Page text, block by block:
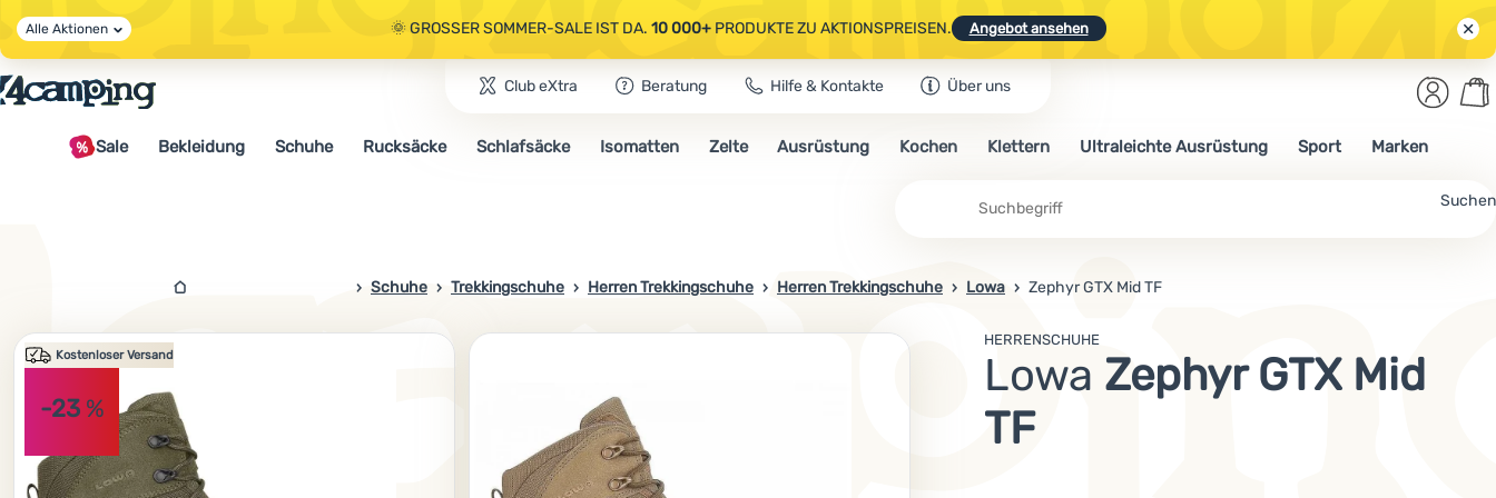
🌞 GROSSER SOMMER-SALE IST DA. 10 000+PRODUKTE ZU AKTIONSPREISEN. Angebot ansehen
🤫 - 10 % AUF AUSGEWÄHLTE CAMPING- & WANDERAUSRÜSTUNG.CODE OUT10 NUTZEN.
🌞 GROSSER SOMMER-SALE IST DA.10 000+PRODUKTE ZU AKTIONSPREISEN. Angebot ansehen
Alle Aktionen
Club eXtra Beratung Hilfe & Kontakte Über uns
Suchen
Anmelden
Sale Bekleidung Schuhe Rucksäcke Schlafsäcke Isomatten Zelte Ausrüstung Kochen Klettern Ultraleichte Ausrüstung Sport Marken
4campingshop.de
Schuhe Trekkingschuhe Herren Trekkingschuhe Herren Trekkingschuhe Lowa Zephyr GTX Mid TF
Lowa Zephyr GTX Mid
TF
HERRENSCHUHE
FotoKostenloser Versand
-23%